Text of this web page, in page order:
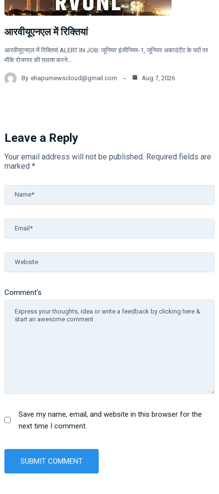
आरवीयूएनएल में रिक्तियां
आरवीयूएनएल में रिक्तियां ALERT IN JOB: जूनियर इंजीनियर-1, जूनियर अकाउंटेंट के पदों पर
मौके रोजगार की तलाश करने…
By ehapurnewscloud@gmail.com Aug 7, 2026
Leave a Reply
Your email address will not be published. Required fields are
marked *
Comment's
Name*
Email*
Website
Save my name, email, and website in this browser for the
next time I comment.